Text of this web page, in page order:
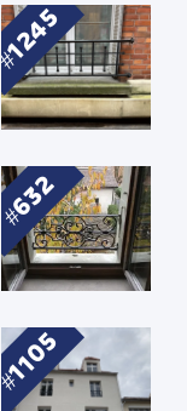
1245
632
1105